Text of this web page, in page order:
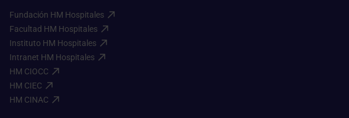
Fundación HM Hospitales​
Facultad HM Hospitales​
Instituto HM Hospitales​
Intranet HM Hospitales​
HM CIOCC​
HM CIEC​
HM CINAC​